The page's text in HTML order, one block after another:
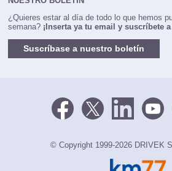
¿Quieres estar al día de todo lo que hemos
semana? ¡Inserta ya tu email y suscríbete
Suscríbase a nuestro boletín
© Copyright 1999-2026 DRIVEK